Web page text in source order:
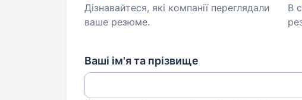
Дізнавайтеся, які компанії переглядали
ваше резюме.
В
Ваші ім'я та прізвище